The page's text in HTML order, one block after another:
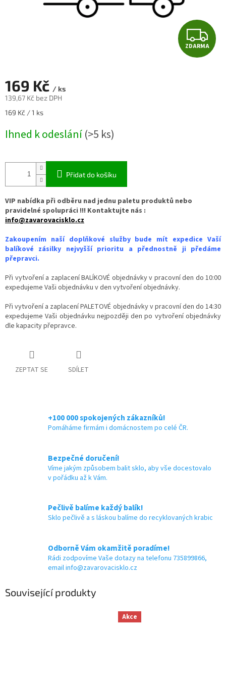
Z
D
ZDARMA
169 Kč / ks
139,67 Kč bez DPH
Měrná
169 Kč / 1 ks
Ihned k odeslání(>5 ks)
Přidat do košíku
VIP nabídka při odběru nad jednu paletu produktů nebo
pravidelné spolupráci !!! Kontaktujte nás :
info@zavarovacisklo.cz
Zakoupením naší doplňkové služby bude mít expedice Vaší
balíkové zásilky nejvyšší prioritu a přednostně ji předáme
přepravci.
Při vytvoření a zaplacení BALÍKOVÉ objednávky v pracovní den do 10:00
expedujeme Vaši objednávku v den vytvoření objednávky.
Při vytvoření a zaplacení PALETOVÉ objednávky v pracovní den do 14:30
expedujeme Vaši objednávku nejpozději den po vytvoření objednávky
dle kapacity přepravce.
ZEPTAT SE SDÍLET
+100 000 spokojených zákazníků!
Pomáháme firmám i domácnostem po celé ČR.
Bezpečné doručení!
Víme jakým způsobem balit sklo, aby vše docestovalo
v pořádku až k Vám.
Pečlivě balíme každý balík!
Sklo pečlivě a s láskou balíme do recyklovaných krabic
Odborně Vám okamžitě poradíme!
Rádi zodpovíme Vaše dotazy na telefonu 735899866,
email info@zavarovacisklo.cz
Související produkty
Akce